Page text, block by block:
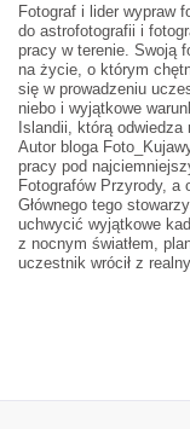
Fotograf i lider wypraw
do astrofotografii i
pracy w terenie. Swoją
na życie, o którym
się w prowadzeniu
niebo i wyjątkowe
Islandii, którą odwiedza
Autor bloga
pracy pod
Fotografów Przyrody, a
Głównego tego
uchwycić wyjątkowe
z nocnym światłem,
uczestnik wrócił z